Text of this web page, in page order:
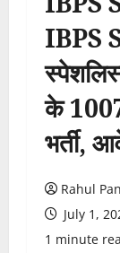
IBPS
के
भर्ती,
Rahul
July 1,
1 minute